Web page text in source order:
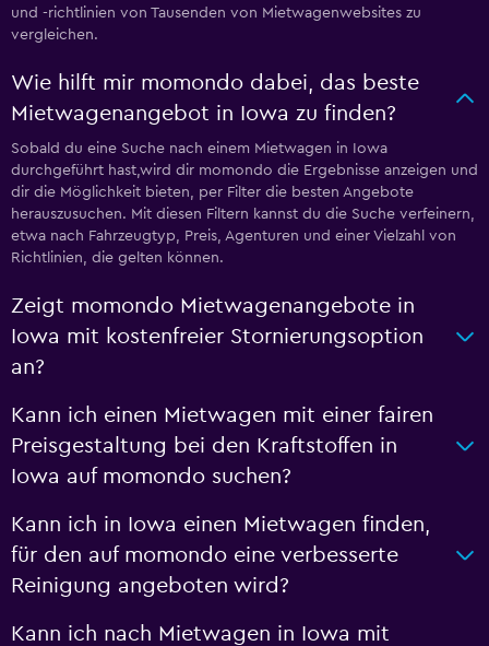
und -richtlinien von Tausenden von Mietwagenwebsites zu
vergleichen.
Wie hilft mir momondo dabei, das beste
Mietwagenangebot in Iowa zu finden?
Sobald du eine Suche nach einem Mietwagen in Iowa
durchgeführt hast,wird dir momondo die Ergebnisse anzeigen und
dir die Möglichkeit bieten, per Filter die besten Angebote
herauszusuchen. Mit diesen Filtern kannst du die Suche verfeinern,
etwa nach Fahrzeugtyp, Preis, Agenturen und einer Vielzahl von
Richtlinien, die gelten können.
Zeigt momondo Mietwagenangebote in
Iowa mit kostenfreier Stornierungsoption
an?
Kann ich einen Mietwagen mit einer fairen
Preisgestaltung bei den Kraftstoffen in
Iowa auf momondo suchen?
Kann ich in Iowa einen Mietwagen finden,
für den auf momondo eine verbesserte
Reinigung angeboten wird?
Kann ich nach Mietwagen in Iowa mit